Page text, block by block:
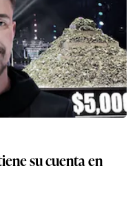
su cuenta en